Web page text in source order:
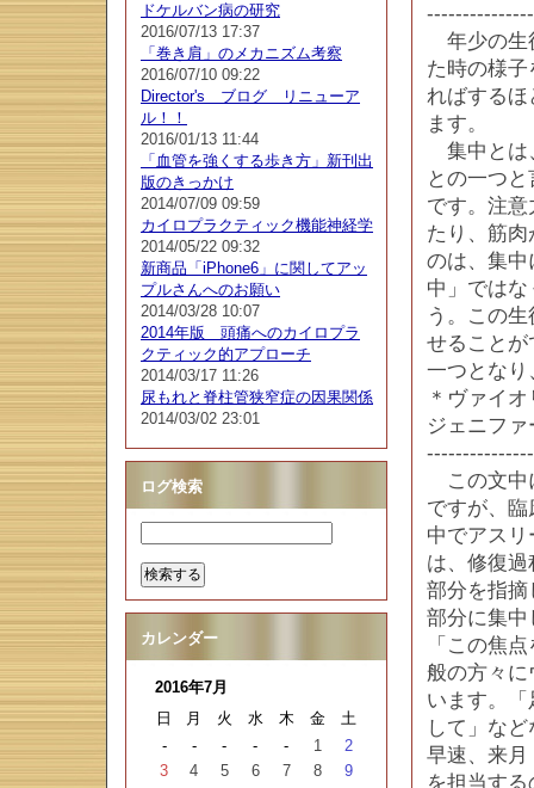
年少の生
た時の様
ればするほ
ます。
集中とは
との一つ
です。注
たり、筋
のは、集中
中」では
う。この
せることが
一つとなり
＊ヴァイ
ジェニフ
この文中
ですが、
中でアス
は、修復
部分を指摘
部分に集中
「この焦
般の方々に
います。
して」な
早速、来月
を担当す
ドケルバン病の研究
2016/07/13 17:37
「巻き肩」のメカニズム考察
2016/07/10 09:22
Director's ブログ リニューア
ル！！
2016/01/13 11:44
「血管を強くする歩き方」新刊出
版のきっかけ
2014/07/09 09:59
カイロプラクティック機能神経学
2014/05/22 09:32
新商品「iPhone6」に関してアッ
プルさんへのお願い
2014/03/28 10:07
2014年版 頭痛へのカイロプラ
クティック的アプローチ
2014/03/17 11:26
尿もれと脊柱管狭窄症の因果関係
2014/03/02 23:01
ログ検索
カレンダー
2016年7月
日
月 火 水 木 金
土
-
- - - - 1
2
3
4 5 6 7 8
9